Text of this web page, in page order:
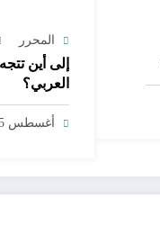
المحرر
إلى أين
العربي؟
أغسطس 5, 2026